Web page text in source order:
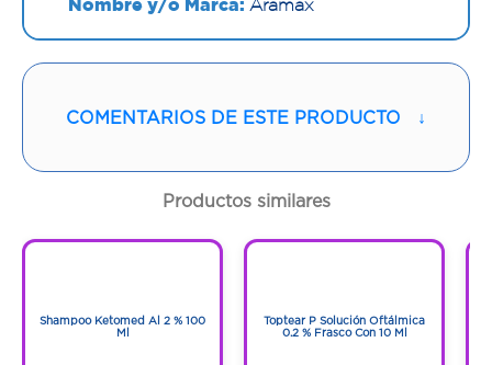
Nombre y/o Marca: Aramax
Proveedor:MEGALABS COLOMBIA SAS
Vía de administración:ORAL
COMENTARIOS DE ESTE PRODUCTO ↓
Productos similares
Shampoo Ketomed Al 2 % 100
Ml
Toptear P Solución Oftálmica
0.2 % Frasco Con 10 Ml